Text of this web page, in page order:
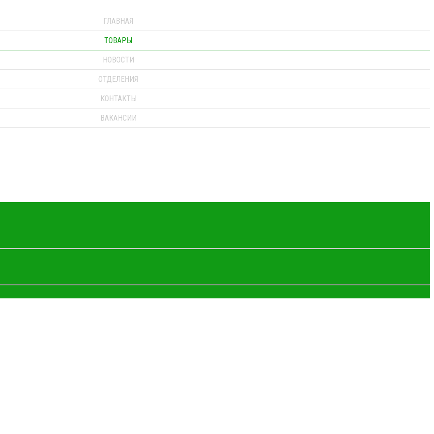
ГЛАВНАЯ
ТОВАРЫ
НОВОСТИ
ОТДЕЛЕНИЯ
КОНТАКТЫ
ВАКАНСИИ